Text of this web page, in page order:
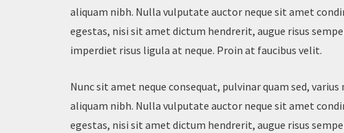
aliquam nibh. Nulla vulputate auctor neque sit amet
egestas, nisi sit amet dictum hendrerit, augue risus
imperdiet risus ligula at neque. Proin at faucibus velit.
Nunc sit amet neque consequat, pulvinar quam sed,
aliquam nibh. Nulla vulputate auctor neque sit amet
egestas, nisi sit amet dictum hendrerit, augue risus